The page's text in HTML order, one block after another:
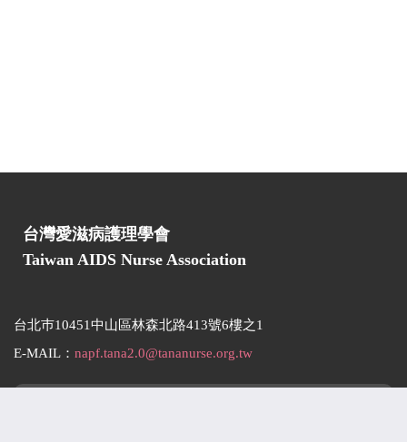
台灣愛滋病護理學會
Taiwan AIDS Nurse Association
台北巿10451中山區林森北路413號6樓之1
E-MAIL： napf.tana2.0@tananurse.org.tw